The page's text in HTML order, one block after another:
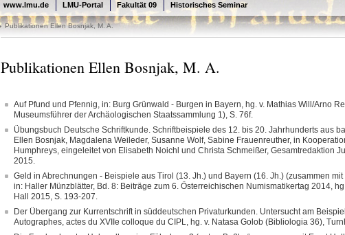
www.lmu.de LMU-Portal Fakultät 09 Historisches Seminar
Publikationen Ellen Bosnjak, M. A.
Publikationen Ellen Bosnjak, M. A.
Auf Pfund und Pfennig, in: Burg Grünwald - Burgen in Bayern, hg. v. Mathias Will/Arno
Museumsführer der Archäologischen Staatssammlung 1), S. 76f.
Übungsbuch Deutsche Schriftkunde. Schriftbeispiele des 12. bis 20. Jahrhunderts aus
Ellen Bosnjak, Magdalena Weileder, Susanne Wolf, Sabine Frauenreuther, in
Humphreys, eingeleitet von Elisabeth Noichl und Christa Schmeißer, Gesamtredaktion
2015.
Geld in Abrechnungen - Beispiele aus Tirol (13. Jh.) und Bayern (16. Jh.) (zusammen
in: Haller Münzblätter, Bd. 8: Beiträge zum 6. Österreichischen Numismatikertag 2014,
Hall 2015, S. 193-207.
Der Übergang zur Kurrentschrift in süddeutschen Privaturkunden. Untersucht am
Autographes, actes du XVIIe colloque du CIPL, hg. v. Natasa Golob (Bibliologia 36),